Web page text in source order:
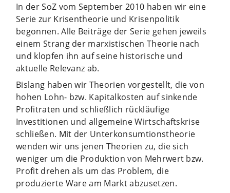
In der SoZ vom September 2010 haben wir eine
Serie zur Krisentheorie und Krisenpolitik
begonnen. Alle Beiträge der Serie gehen jeweils
einem Strang der marxistischen Theorie nach
und klopfen ihn auf seine historische und
aktuelle Relevanz ab.
Bislang haben wir Theorien vorgestellt, die von
hohen Lohn- bzw. Kapitalkosten auf sinkende
Profitraten und schließlich rückläufige
Investitionen und allgemeine Wirtschaftskrise
schließen. Mit der Unterkonsumtionstheorie
wenden wir uns jenen Theorien zu, die sich
weniger um die Produktion von Mehrwert bzw.
Profit drehen als um das Problem, die
produzierte Ware am Markt abzusetzen.